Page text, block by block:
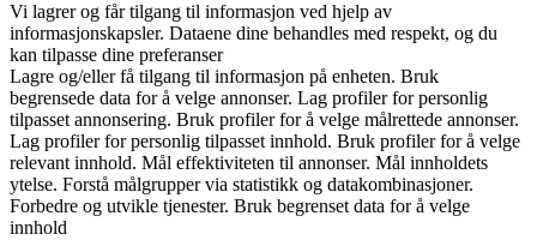
Vi lagrer og får tilgang til informasjon ved hjelp av
informasjonskapsler. Dataene dine behandles med respekt, og du
kan tilpasse dine preferanser
Lagre og/eller få tilgang til informasjon på enheten. Bruk
begrensede data for å velge annonser. Lag profiler for personlig
tilpasset annonsering. Bruk profiler for å velge målrettede annonser.
Lag profiler for personlig tilpasset innhold. Bruk profiler for å velge
relevant innhold. Mål effektiviteten til annonser. Mål innholdets
ytelse. Forstå målgrupper via statistikk og datakombinasjoner.
Forbedre og utvikle tjenester. Bruk begrenset data for å velge
innhold